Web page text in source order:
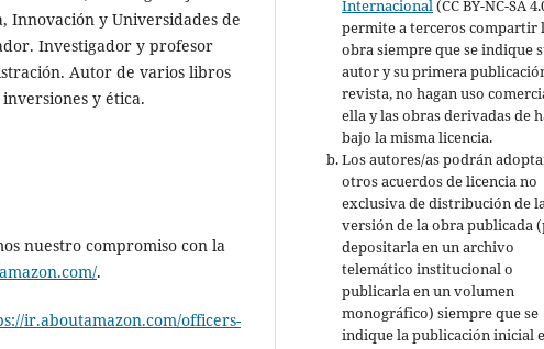
Innovación y Universidades de
Investigador y profesor
Autor de varios libros
y ética.
nuestro compromiso con la
.
ir.aboutamazon.com/officers-
Internacional(CC BY-NC-SA
permite a terceros compartir
obra siempre que se indique
autor y su primera
revista, no hagan uso
ella y las obras derivadas de
bajo la misma licencia.
Los autores/as podrán
otros acuerdos de licencia no
exclusiva de distribución de
versión de la obra publicada
depositarla en un archivo
telemático institucional o
publicarla en un volumen
monográfico) siempre que se
indique la publicación inicial